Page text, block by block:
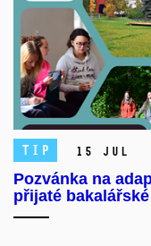
TIP 15 Jul
Pozvánka na
přijaté